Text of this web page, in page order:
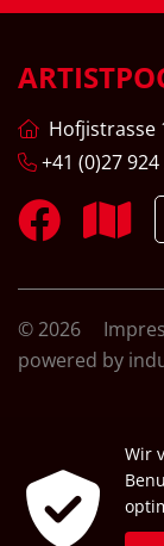
Hofjistrasse
+41 (0)27
© 2026
powered by
Wir